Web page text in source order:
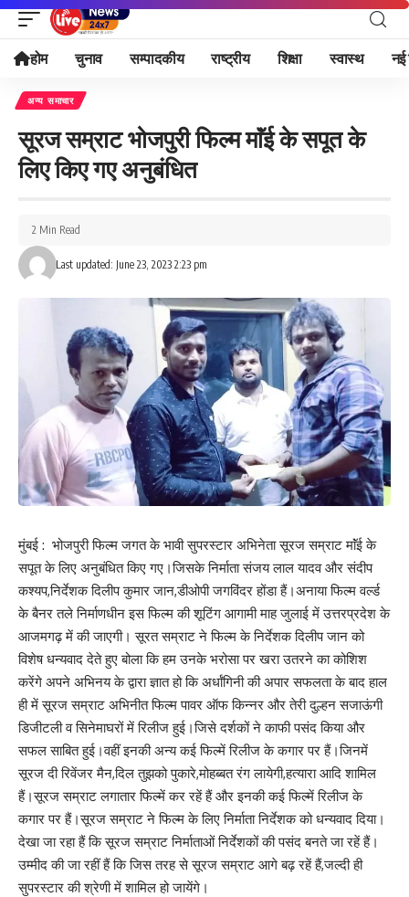
होम चुनाव सम्पादकीय राष्ट्रीय शिक्षा स्वास्थ नई
अन्य समाचार
सूरज सम्राट भोजपुरी फिल्म माॅंई के सपूत के
लिए किए गए अनुबंधित
Last updated: June 23, 2023 2:23 pm
2 Min Read
मुंबई : भोजपुरी फिल्म जगत के भावी सुपरस्टार अभिनेता सूरज सम्राट माॅंई के
सपूत के लिए अनुबंधित किए गए।जिसके निर्माता संजय लाल यादव और संदीप
कश्यप,निर्देशक दिलीप कुमार जान,डीओपी जगविंदर होंडा हैं।अनाया फिल्म वर्ल्ड
के बैनर तले निर्माणधीन इस फिल्म की शूटिंग आगामी माह जुलाई में उत्तरप्रदेश के
आजमगढ़ में की जाएगी। सूरत सम्राट ने फिल्म के निर्देशक दिलीप जान को
विशेष धन्यवाद देते हुए बोला कि हम उनके भरोसा पर खरा उतरने का कोशिश
करेंगे अपने अभिनय के द्वारा ज्ञात हो कि अर्धांगिनी की अपार सफलता के बाद हाल
ही में सूरज सम्राट अभिनीत फिल्म पावर ऑफ किन्नर और तेरी दुल्हन सजाऊंगी
डिजीटली व सिनेमाघरों में रिलीज हुई।जिसे दर्शकों ने काफी पसंद किया और
सफल साबित हुई।वहीं इनकी अन्य कई फिल्में रिलीज के कगार पर हैं।जिनमें
सूरज दी रिवेंजर मैन,दिल तुझको पुकारे,मोहब्बत रंग लायेगी,हत्यारा आदि शामिल
हैं।सूरज सम्राट लगातार फिल्में कर रहें हैं और इनकी कई फिल्में रिलीज के
कगार पर हैं।सूरज सम्राट ने फिल्म के लिए निर्माता निर्देशक को धन्यवाद दिया।
देखा जा रहा हैं कि सूरज सम्राट निर्माताओं निर्देशकों की पसंद बनते जा रहें हैं।
उम्मीद की जा रहीं हैं कि जिस तरह से सूरज सम्राट आगे बढ़ रहें हैं,जल्दी ही
सुपरस्टार की श्रेणी में शामिल हो जायेंगे।